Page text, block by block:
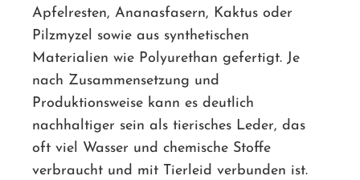
Apfelresten, Ananasfasern, Kaktus oder
Pilzmyzel sowie aus synthetischen
Materialien wie Polyurethan gefertigt. Je
nach Zusammensetzung und
Produktionsweise kann es deutlich
nachhaltiger sein als tierisches Leder, das
oft viel Wasser und chemische Stoffe
verbraucht und mit Tierleid verbunden ist.